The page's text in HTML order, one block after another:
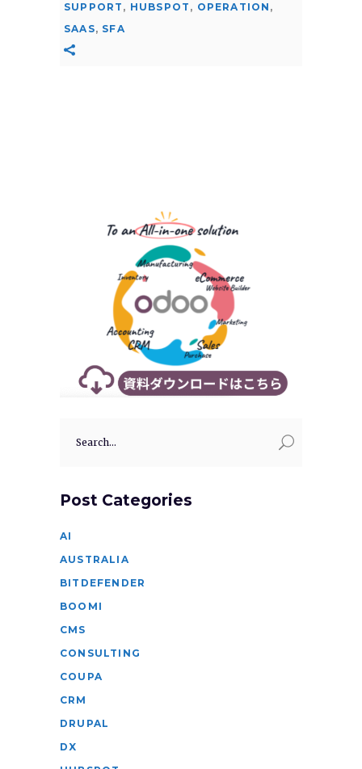
SUPPORT , HUBSPOT , OPERATION ,
SAAS, SFA
for:
Post Categories
AI
AUSTRALIA
BITDEFENDER
BOOMI
CMS
CONSULTING
COUPA
CRM
DRUPAL
DX